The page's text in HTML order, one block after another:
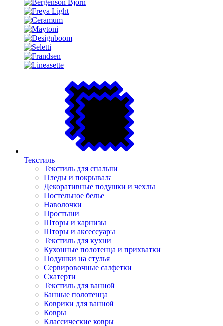
Текстиль
Текстиль для спальни
Пледы и покрывала
Декоративные подушки и чехлы
Постельное белье
Наволочки
Простыни
Шторы и карнизы
Шторы и аксессуары
Текстиль для кухни
Кухонные полотенца и прихватки
Подушки на стулья
Сервировочные салфетки
Скатерти
Текстиль для ванной
Банные полотенца
Коврики для ванной
Ковры
Классические ковры